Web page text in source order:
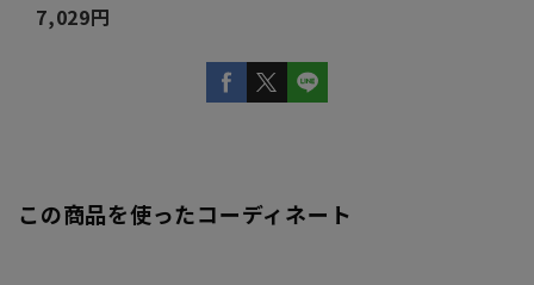
7,029円
この商品を使ったコーディネート